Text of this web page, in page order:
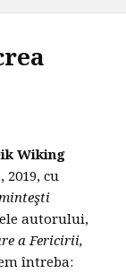
Wiking
2019, cu
autorului,
a Fericirii,
întreba: